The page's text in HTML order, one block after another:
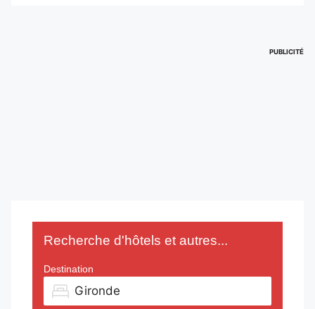
PUBLICITÉ
Recherche d'hôtels et autres...
Destination